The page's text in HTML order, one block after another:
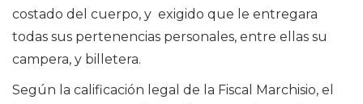
costado del cuerpo, y exigido que le entregara
todas sus pertenencias personales, entre ellas su
campera, y billetera.
Según la calificación legal de la Fiscal Marchisio, el